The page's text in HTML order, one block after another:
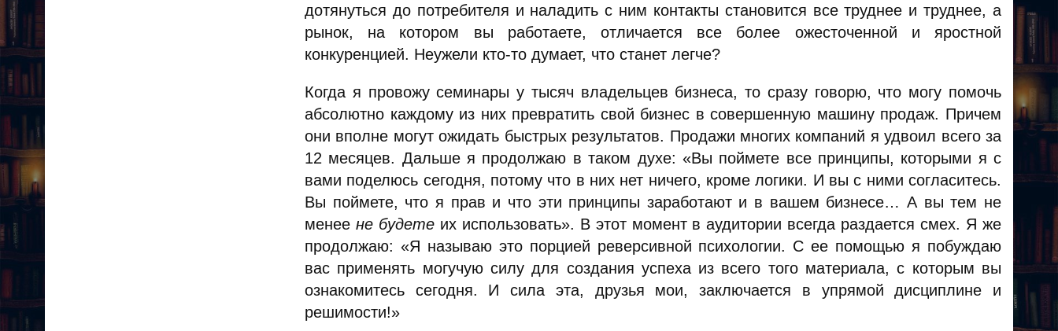
дотянуться до потребителя и наладить с ним контакты становится все труднее и труднее, а
рынок, на котором вы работаете, отличается все более ожесточенной и яростной
конкуренцией. Неужели кто-то думает, что станет легче?
Когда я провожу семинары у тысяч владельцев бизнеса, то сразу говорю, что могу помочь
абсолютно каждому из них превратить свой бизнес в совершенную машину продаж. Причем
они вполне могут ожидать быстрых результатов. Продажи многих компаний я удвоил всего за
12 месяцев. Дальше я продолжаю в таком духе: «Вы поймете все принципы, которыми я с
вами поделюсь сегодня, потому что в них нет ничего, кроме логики. И вы с ними согласитесь.
Вы поймете, что я прав и что эти принципы заработают и в вашем бизнесе… А вы тем не
менее не будетеих использовать». В этот момент в аудитории всегда раздается смех. Я же
продолжаю: «Я называю это порцией реверсивной психологии. С ее помощью я побуждаю
вас применять могучую силу для создания успеха из всего того материала, с которым вы
ознакомитесь сегодня. И сила эта, друзья мои, заключается в упрямой дисциплине и
решимости!»